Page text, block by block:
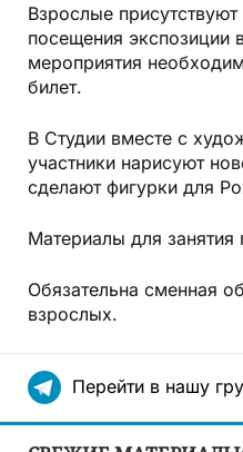
Взрослые присутствуют
посещения экспозиции
мероприятия
билет.
В Студии вместе с
участники нарисуют
сделают фигурки для
Материалы для занятия
Обязательна сменная
взрослых.
Перейти в нашу